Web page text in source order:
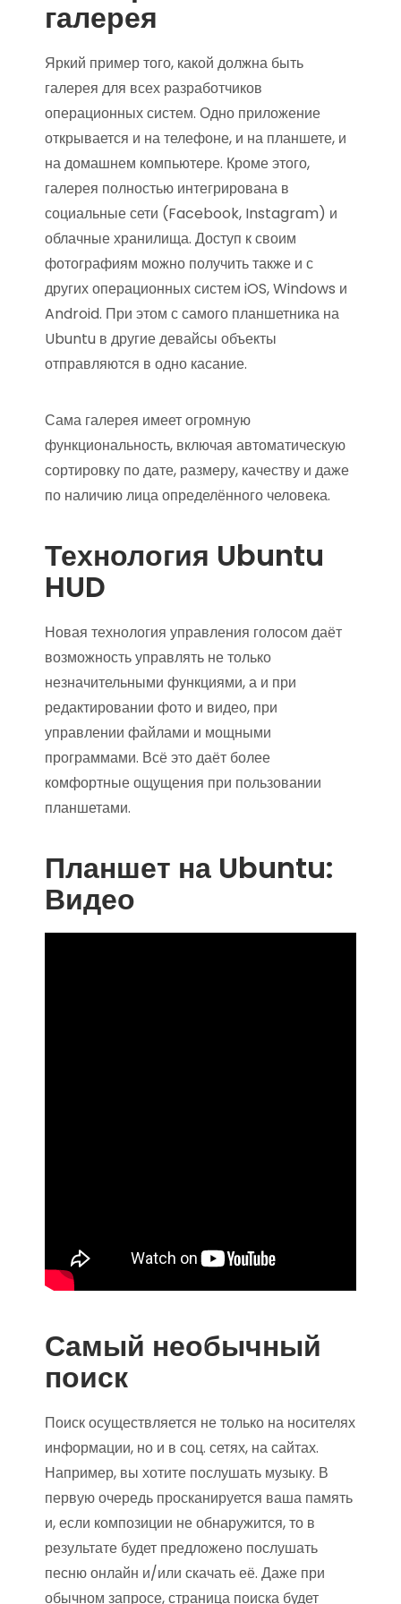
галерея
Яркий пример того, какой должна быть
галерея для всех разработчиков
операционных систем. Одно приложение
открывается и на телефоне, и на планшете, и
на домашнем компьютере. Кроме этого,
галерея полностью интегрирована в
социальные сети (Facebook, Instagram) и
облачные хранилища. Доступ к своим
фотографиям можно получить также и с
других операционных систем iOS, Windows и
Android. При этом с самого планшетника на
Ubuntu в другие девайсы объекты
отправляются в одно касание.
Сама галерея имеет огромную
функциональность, включая автоматическую
сортировку по дате, размеру, качеству и даже
по наличию лица определённого человека.
Технология Ubuntu
HUD
Новая технология управления голосом даёт
возможность управлять не только
незначительными функциями, а и при
редактировании фото и видео, при
управлении файлами и мощными
программами. Всё это даёт более
комфортные ощущения при пользовании
планшетами.
Планшет на Ubuntu:
Видео
Самый необычный
поиск
Поиск осуществляется не только на носителях
информации, но и в соц. сетях, на сайтах.
Например, вы хотите послушать музыку. В
первую очередь просканируется ваша память
и, если композиции не обнаружится, то в
результате будет предложено послушать
песню онлайн и/или скачать её. Даже при
обычном запросе, страница поиска будет